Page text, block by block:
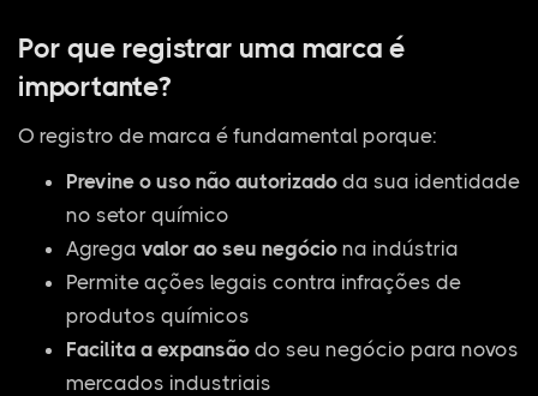
Por que registrar uma marca é
importante?
O registro de marca é fundamental porque:
Previne o uso não autorizado da sua identidade
no setor químico
Agrega valor ao seu negócio na indústria
Permite ações legais contra infrações de
produtos químicos
Facilita a expansão do seu negócio para novos
mercados industriais